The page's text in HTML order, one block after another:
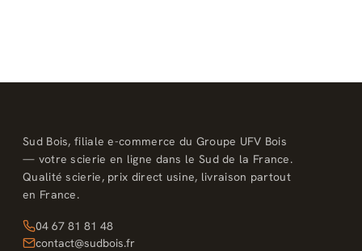
Sud Bois, filiale e-commerce du Groupe UFV Bois
— votre scierie en ligne dans le Sud de la France.
Qualité scierie, prix direct usine, livraison partout
en France.
04 67 81 81 48
contact@sudbois.fr